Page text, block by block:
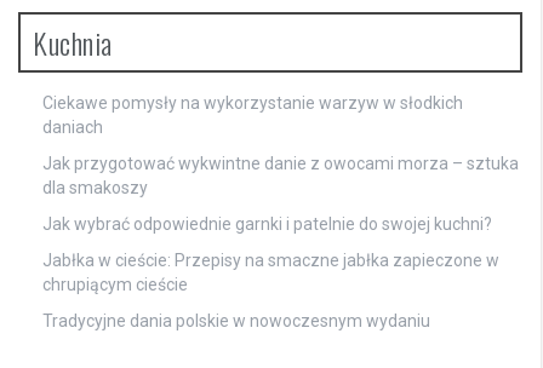
Kuchnia
Ciekawe pomysły na wykorzystanie warzyw w słodkich
daniach
Jak przygotować wykwintne danie z owocami morza – sztuka
dla smakoszy
Jak wybrać odpowiednie garnki i patelnie do swojej kuchni?
Jabłka w cieście: Przepisy na smaczne jabłka zapieczone w
chrupiącym cieście
Tradycyjne dania polskie w nowoczesnym wydaniu